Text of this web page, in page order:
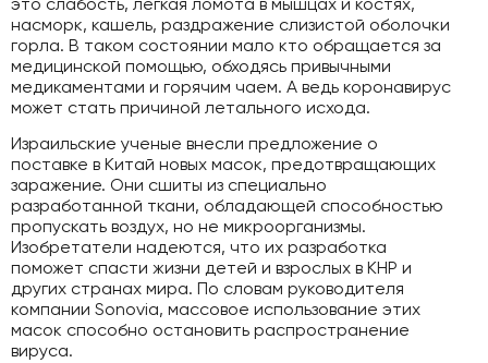
насморк, кашель, раздражение слизистой оболочки
горла. В таком состоянии мало кто обращается за
медицинской помощью, обходясь привычными
медикаментами и горячим чаем. А ведь коронавирус
может стать причиной летального исхода.
Израильские ученые внесли предложение о
поставке в Китай новых масок, предотвращающих
заражение. Они сшиты из специально
разработанной ткани, обладающей способностью
пропускать воздух, но не микроорганизмы.
Изобретатели надеются, что их разработка
поможет спасти жизни детей и взрослых в КНР и
других странах мира. По словам руководителя
компании Sonovia, массовое использование этих
масок способно остановить распространение
вируса.